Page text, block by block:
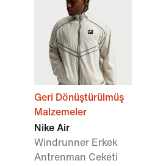
Geri Dönüştürülmüş
Malzemeler
Nike Air
Windrunner Erkek
Antrenman Ceketi